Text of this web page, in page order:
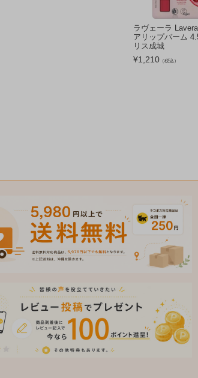
ラヴェーラ
アリップバーム
リス成城
¥1,210 （税込）